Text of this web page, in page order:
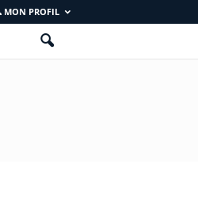
MON PROFIL